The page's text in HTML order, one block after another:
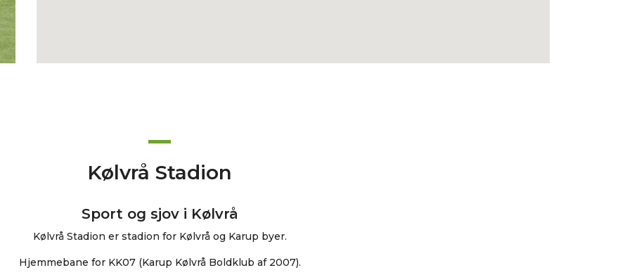
Kølvrå Stadion
Sport og sjov i Kølvrå
Kølvrå Stadion er stadion for Kølvrå og Karup byer.
Hjemmebane for KK07 (Karup Kølvrå Boldklub af 2007).